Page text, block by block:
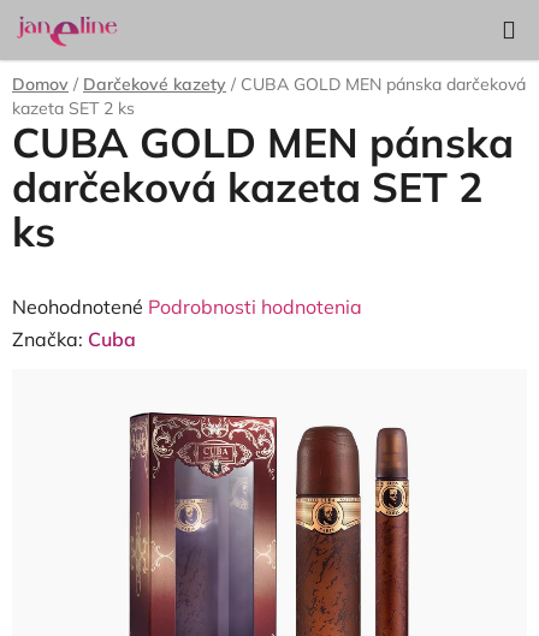
Prejsť
na
obsah
KOŠÍK
Domov / Darčekové kazety / CUBA GOLD MEN pánska darčeková
kazeta SET 2 ks
CUBA GOLD MEN pánska
darčeková kazeta SET 2
ks
Priemerné
hodnotenie
Neohodnotené Podrobnosti hodnotenia
Značka: Cuba